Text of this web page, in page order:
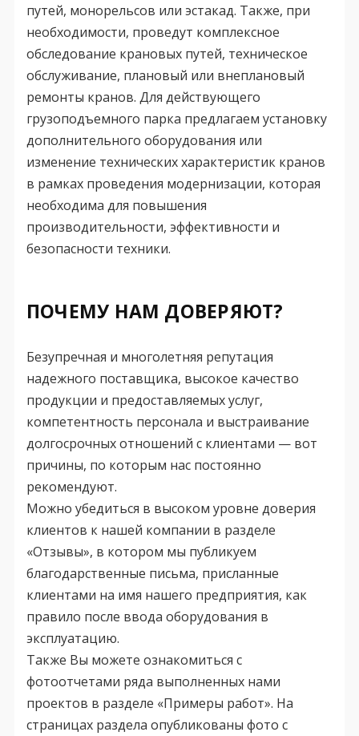
путей, монорельсов или эстакад. Также, при
необходимости, проведут комплексное
обследование крановых путей, техническое
обслуживание, плановый или внеплановый
ремонты кранов. Для действующего
грузоподъемного парка предлагаем установку
дополнительного оборудования или
изменение технических характеристик кранов
в рамках проведения модернизации, которая
необходима для повышения
производительности, эффективности и
безопасности техники.
ПОЧЕМУ НАМ ДОВЕРЯЮТ?
Безупречная и многолетняя репутация
надежного поставщика, высокое качество
продукции и предоставляемых услуг,
компетентность персонала и выстраивание
долгосрочных отношений с клиентами — вот
причины, по которым нас постоянно
рекомендуют.
Можно убедиться в высоком уровне доверия
клиентов к нашей компании в разделе
«Отзывы», в котором мы публикуем
благодарственные письма, присланные
клиентами на имя нашего предприятия, как
правило после ввода оборудования в
эксплуатацию.
Также Вы можете ознакомиться с
фотоотчетами ряда выполненных нами
проектов в разделе «Примеры работ». На
страницах раздела опубликованы фото с